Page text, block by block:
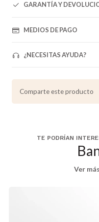
GARANTÍA Y
MEDIOS DE PAGO
¿NECESITAS AYUDA?
Comparte este producto
TE PODRÍAN
Ver